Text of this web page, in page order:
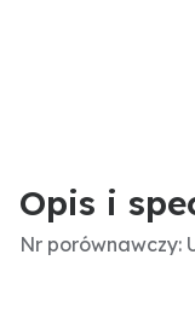
Opis i
Nr porównawczy: